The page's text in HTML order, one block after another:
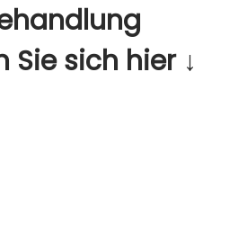
Sie sich hier ↓